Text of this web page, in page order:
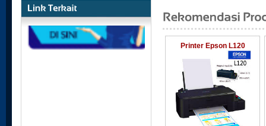
Printer Epson L120